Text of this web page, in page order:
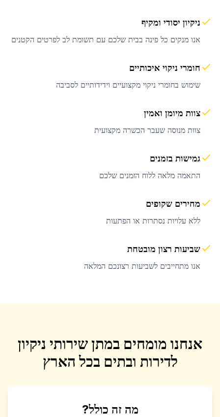
ניקיון יסודי ומקיף
אנו מנקים כל פינה בבית שלכם עם תשומת לב לפרטים הקטנים
חומרי ניקוי איכותיים
שימוש בחומרי ניקוי מקצועיים וידידותיים לסביבה
צוות מיומן ואמין
צוות מנוסה שעבר הכשרה מקצועית
גמישות בזמנים
התאמה מלאה ללוח הזמנים שלכם
מחירים שקופים
ללא עלויות נסתרות או הפתעות
שביעות רצון מובטחת
אנו מתחייבים לשביעות רצונכם המלאה
אנחנו מומחים במתן שירותי ניקיון
לדירות ובתים בכל הארץ
מה זה כולל?